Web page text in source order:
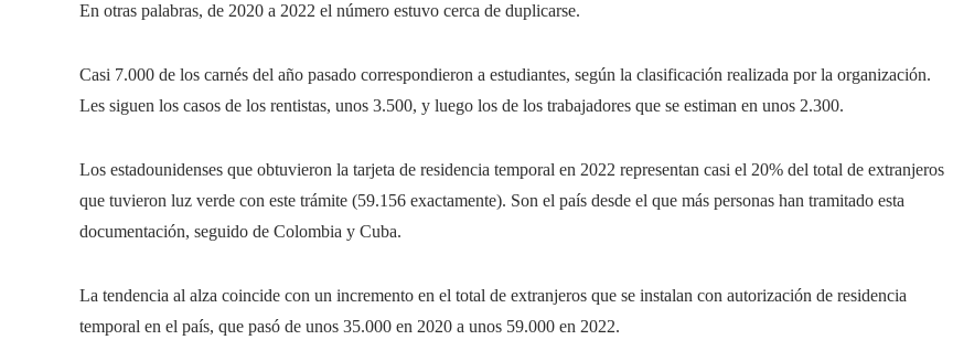
En otras palabras, de 2020 a 2022 el número estuvo cerca de duplicarse.
Casi 7.000 de los carnés del año pasado correspondieron a estudiantes, según la clasificación realizada por la organización.
Les siguen los casos de los rentistas, unos 3.500, y luego los de los trabajadores que se estiman en unos 2.300.
Los estadounidenses que obtuvieron la tarjeta de residencia temporal en 2022 representan casi el 20% del total de extranjeros
que tuvieron luz verde con este trámite (59.156 exactamente). Son el país desde el que más personas han tramitado esta
documentación, seguido de Colombia y Cuba.
La tendencia al alza coincide con un incremento en el total de extranjeros que se instalan con autorización de residencia
temporal en el país, que pasó de unos 35.000 en 2020 a unos 59.000 en 2022.